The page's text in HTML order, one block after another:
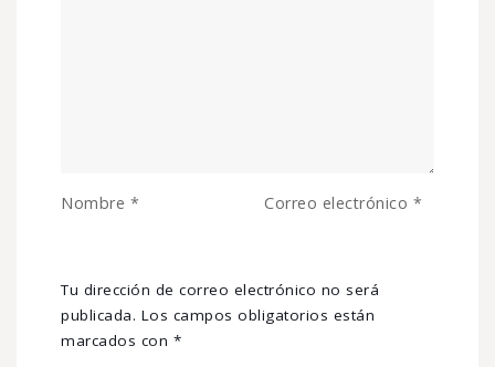
Tu dirección de correo electrónico no será
publicada. Los campos obligatorios están
marcados con *
Nombre * Correo electrónico *